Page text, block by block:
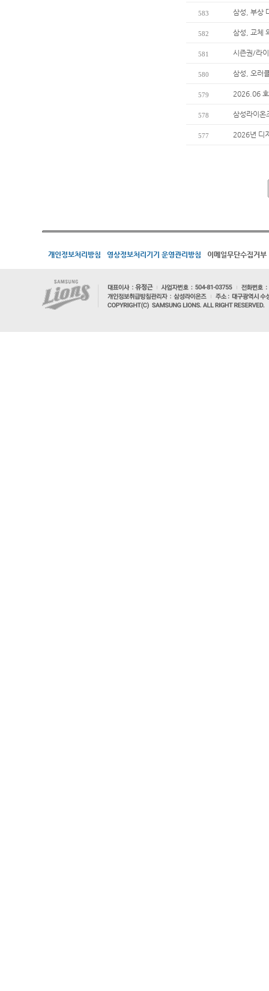
583 삼성, 부상
582 삼성, 교체
581 시즌권/라
580 삼성, 오러
579 2026.06 호
578 삼성라이온
577 2026년 디
개인정보처리방침 영상정보처리기기 운영관리방침 이메일무단수집거부